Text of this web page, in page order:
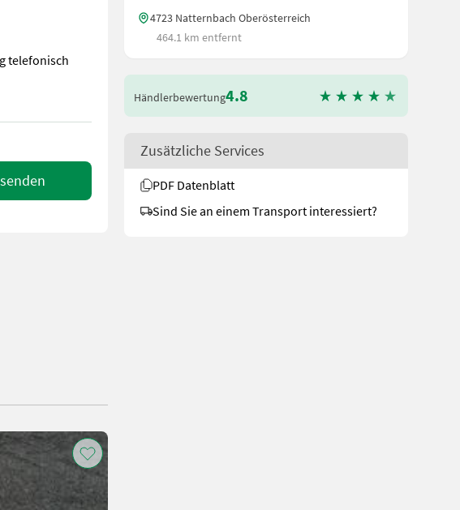
telefonisch
die Maschine bzw. Gerät gerne am Betrieb und bittet um eine
4723 Natternbach Oberösterreich
464.1 km entfernt
Händlerbewertung4.8
Zusätzliche Services
PDF Datenblatt
Sind Sie an einem Transport interessiert?